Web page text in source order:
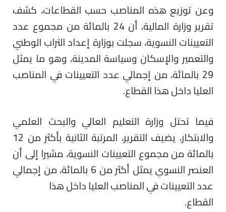
وعن توزيع هذه المناصب حسب القطاعات، كشف
تقرير وزارة المالية، أن 24 بالمائة من مجموع عدد
التعيينات النسوية، سجلت بوزارة إعداد التراب الوطني
والتعمير والإسكان وسياسة المدينة، وهو ما يمثل
29 بالمائة، من إجمالي عدد التعيينات في المناصب
العليا داخل هذا القطاع.
فيما تحتل وزارة التعليم العالي والبحث العلمي
والابتكار، يضيف التقرير، المرتبة الثانية بأكثر من 12
بالمائة من مجموع التعيينات النسوية، مشيرا إلى أن
العنصر النسوي يمثل أكثر من 6 بالمائة، من إجمالي
عدد التعيينات في المناصب العليا داخل هذا
القطاع.